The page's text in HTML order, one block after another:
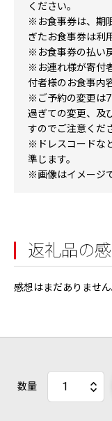
ください。
※お食事券は、期
ぎたお食事券は利
※お食事券の払い
※お連れ様が寄付
付者様のお食事内
※ご予約の変更は
過ぎての変更、及
すのでご注意くだ
※ドレスコードな
準じます。
※画像はイメージで
返礼品の
感想はまだありません
数量